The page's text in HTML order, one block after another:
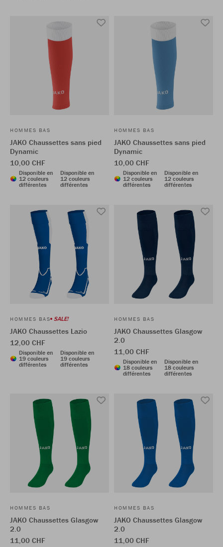
HOMMES BAS
JAKO Chaussettes sans pied
Dynamic
10,00 CHF
Disponible en
12 couleurs
différentes
Disponible en
12 couleurs
différentes
HOMMES BAS
JAKO Chaussettes sans pied
Dynamic
10,00 CHF
Disponible en
12 couleurs
différentes
Disponible en
12 couleurs
différentes
HOMMES BAS SALE!
JAKO Chaussettes Lazio
12,00 CHF
Disponible en
19 couleurs
différentes
Disponible en
19 couleurs
différentes
HOMMES BAS
JAKO Chaussettes Glasgow
2.0
11,00 CHF
Disponible en
18 couleurs
différentes
Disponible en
18 couleurs
différentes
HOMMES BAS
JAKO Chaussettes Glasgow
2.0
11,00 CHF
HOMMES BAS
JAKO Chaussettes Glasgow
2.0
11,00 CHF